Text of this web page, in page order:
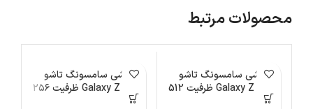
محصولات مرتبط
اتمام موجودی
گوشی سامسونگ تاشو
Galaxy Z Flip 6 ظرفیت 512
اتمام موجودی
گوشی سامسونگ تاشو
Galaxy Z Flip 6 ظرفیت ۲۵۶